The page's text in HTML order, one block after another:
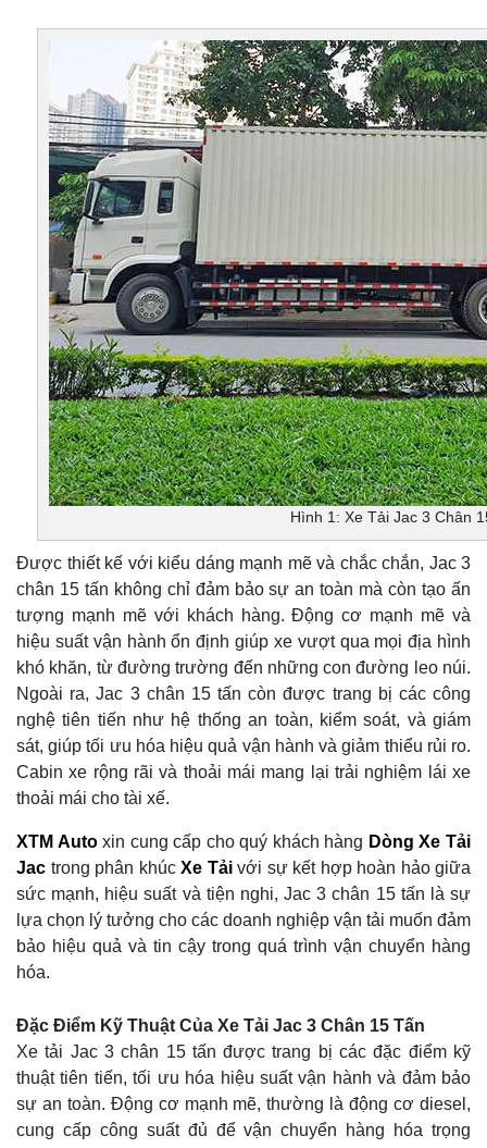
Hình 1: Xe Tải Jac 3 Chân
Được thiết kế với kiểu dáng mạnh mẽ và chắc chắn, Jac 3
chân 15 tấn không chỉ đảm bảo sự an toàn mà còn tạo ấn
tượng mạnh mẽ với khách hàng. Động cơ mạnh mẽ và
hiệu suất vận hành ổn định giúp xe vượt qua mọi địa hình
khó khăn, từ đường trường đến những con đường leo núi.
Ngoài ra, Jac 3 chân 15 tấn còn được trang bị các công
nghệ tiên tiến như hệ thống an toàn, kiểm soát, và giám
sát, giúp tối ưu hóa hiệu quả vận hành và giảm thiểu rủi ro.
Cabin xe rộng rãi và thoải mái mang lại trải nghiệm lái xe
thoải mái cho tài xế.
XTM Autoxin cung cấp cho quý khách hàng Dòng Xe Tải
Jac trong phân khúc Xe Tảivới sự kết hợp hoàn hảo giữa
sức mạnh, hiệu suất và tiện nghi, Jac 3 chân 15 tấn là sự
lựa chọn lý tưởng cho các doanh nghiệp vận tải muốn đảm
bảo hiệu quả và tin cậy trong quá trình vận chuyển hàng
hóa.
Đặc Điểm Kỹ Thuật Của Xe Tải Jac 3 Chân 15 Tấn
Xe tải Jac 3 chân 15 tấn được trang bị các đặc điểm kỹ
thuật tiên tiến, tối ưu hóa hiệu suất vận hành và đảm bảo
sự an toàn. Động cơ mạnh mẽ, thường là động cơ diesel,
cung cấp công suất đủ để vận chuyển hàng hóa trọng